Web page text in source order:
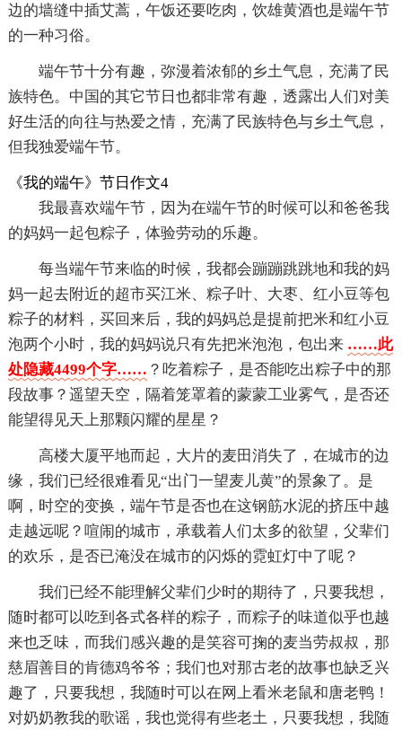
边的墙缝中插艾蒿，午饭还要吃肉，饮雄黄酒也是端午节
的一种习俗。
端午节十分有趣，弥漫着浓郁的乡土气息，充满了民
族特色。中国的其它节日也都非常有趣，透露出人们对美
好生活的向往与热爱之情，充满了民族特色与乡土气息，
但我独爱端午节。
《我的端午》节日作文4
我最喜欢端午节，因为在端午节的时候可以和爸爸我
的妈妈一起包粽子，体验劳动的乐趣。
每当端午节来临的时候，我都会蹦蹦跳跳地和我的妈
妈一起去附近的超市买江米、粽子叶、大枣、红小豆等包
粽子的材料，买回来后，我的妈妈总是提前把米和红小豆
泡两个小时，我的妈妈说只有先把米泡泡，包出来 ……此
处隐藏4499个字…… ？吃着粽子，是否能吃出粽子中的那
段故事？遥望天空，隔着笼罩着的蒙蒙工业雾气，是否还
能望得见天上那颗闪耀的星星？
高楼大厦平地而起，大片的麦田消失了，在城市的边
缘，我们已经很难看见“出门一望麦儿黄”的景象了。是
啊，时空的变换，端午节是否也在这钢筋水泥的挤压中越
走越远呢？喧闹的城市，承载着人们太多的欲望，父辈们
的欢乐，是否已淹没在城市的闪烁的霓虹灯中了呢？
我们已经不能理解父辈们少时的期待了，只要我想，
随时都可以吃到各式各样的粽子，而粽子的味道似乎也越
来也乏味，而我们感兴趣的是笑容可掬的麦当劳叔叔，那
慈眉善目的肯德鸡爷爷；我们也对那古老的故事也缺乏兴
趣了，只要我想，我随时可以在网上看米老鼠和唐老鸭！
对奶奶教我的歌谣，我也觉得有些老土，只要我想，我随